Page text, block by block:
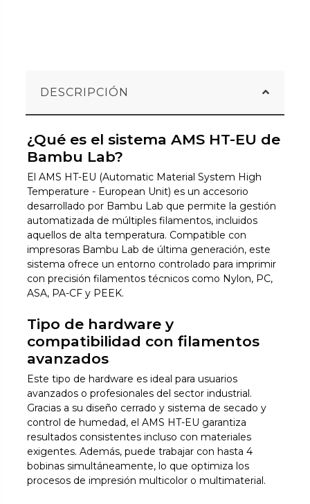
DESCRIPCIÓN
¿Qué es el sistema AMS HT-EU de
Bambu Lab?
El AMS HT-EU (Automatic Material System High
Temperature - European Unit) es un accesorio
desarrollado por Bambu Lab que permite la gestión
automatizada de múltiples filamentos, incluidos
aquellos de alta temperatura. Compatible con
impresoras Bambu Lab de última generación, este
sistema ofrece un entorno controlado para imprimir
con precisión filamentos técnicos como Nylon, PC,
ASA, PA-CF y PEEK.
Tipo de hardware y
compatibilidad con filamentos
avanzados
Este tipo de hardware es ideal para usuarios
avanzados o profesionales del sector industrial.
Gracias a su diseño cerrado y sistema de secado y
control de humedad, el AMS HT-EU garantiza
resultados consistentes incluso con materiales
exigentes. Además, puede trabajar con hasta 4
bobinas simultáneamente, lo que optimiza los
procesos de impresión multicolor o multimaterial.